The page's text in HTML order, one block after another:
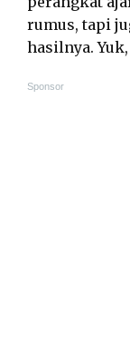
rumus, tapi
hasilnya.
Sponsor